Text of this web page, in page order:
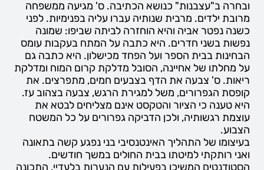
ובחרה ב"עצבנות" כנושא הכתיבה. ס' מגיעה ממשפחה
מרובת ילדים. מרבית שנותיה עברו עליה בפנימיות. לפני
כשנה נפטר אביה והיא הוחזרה לביתה שביפו: שמונה
נפשות בשני חדרים. היא כתבה על המתח בעקבות עומס
הבחינות בבית הספר ועל הפחד מכישלון. היא כתבה גם
על מחלתו של אחיינה, הסובל מדלקת קרום המוח ומדלקת
ריאות. ס' צבעה את הדף בצבעים חמים, מתפרצים. את
קופסת הגפרורים, משל למגירת הרגש, צבעה בצהוב עז.
היא טענה כי הציור והטקסט אינם מצליחים לבטא את
עוצמת רגשותיה, ולכן הדביקה גפרורים על כל המשטח
הצבוע.
בעיצומו של התהליך האינטנסיבי בני נפגע קשה בתאונה
ואני רותקתי למיטתו בבית החולים במשך חודשים.
הסטודנטים המשיכו בפעילות עם הנערות בלעדיי. התכונה